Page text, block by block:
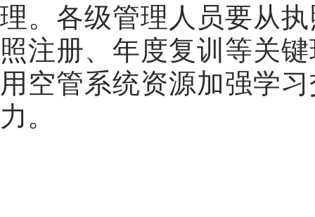
理。各级管理人员要从
照注册、年度复训等关
用空管系统资源加强学
力。